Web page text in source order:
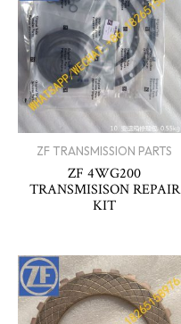
ZF TRANSMISSION PARTS
ZF 4WG200
TRANSMISISON REPAIR
KIT